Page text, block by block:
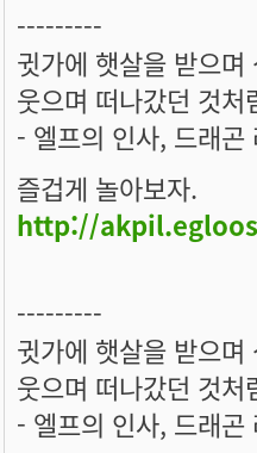
---------
귓가에 햇살을 받으
웃으며 떠나갔던 것
- 엘프의 인사, 드래곤
즐겁게 놀아보자.
http://
---------
귓가에 햇살을 받으
웃으며 떠나갔던 것
- 엘프의 인사, 드래곤